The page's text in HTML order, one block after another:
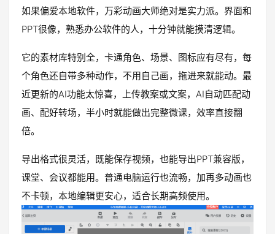
如果偏爱本地软件，万彩动画大师绝对是实力派。界面和
PPT很像，熟悉办公软件的人，十分钟就能摸清逻辑。
它的素材库特别全，卡通角色、场景、图标应有尽有，每
个角色还自带多种动作，不用自己画，拖进来就能动。最
近更新的AI功能太惊喜，上传教案或文案，AI自动匹配动
画、配好转场，半小时就能做出完整微课，效率直接翻
倍。
导出格式很灵活，既能保存视频，也能导出PPT兼容版，
课堂、会议都能用。普通电脑运行也流畅，加再多动画也
不卡顿，本地编辑更安心，适合长期高频使用。